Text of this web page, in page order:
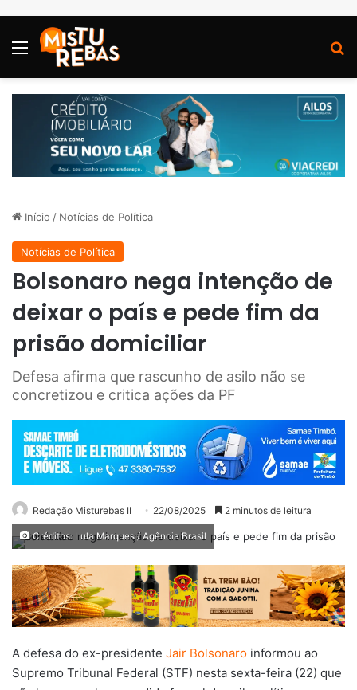
Menu
Início / Notícias de Política
Notícias de Política
Bolsonaro nega intenção de
deixar o país e pede fim da
prisão domiciliar
Defesa afirma que rascunho de asilo não se
concretizou e critica ações da PF
Redação Misturebas II 22/08/2025 2 minutos de leitura
Créditos: Lula Marques / Agência Brasil
A defesa do ex-presidente Jair Bolsonaro informou ao
Supremo Tribunal Federal (STF) nesta sexta-feira (22) que